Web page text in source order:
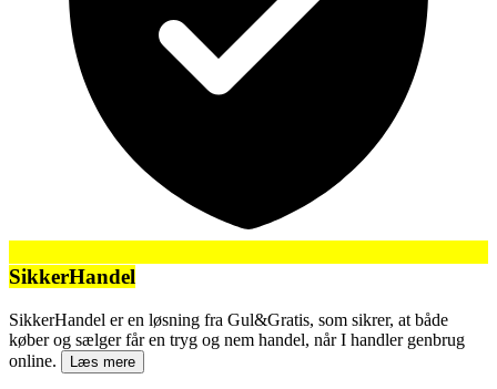
SikkerHandel
SikkerHandel er en løsning fra Gul&Gratis, som sikrer, at både
køber og sælger får en tryg og nem handel, når I handler genbrug
online.
Læs mere